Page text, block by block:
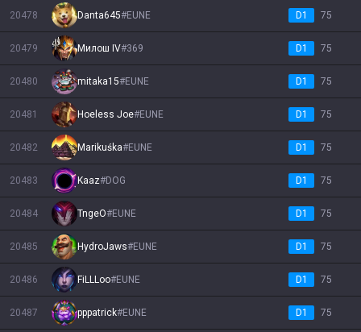
20478 Danta645#EUNE D1 75
20479 Милош IV#369 D1 75
20480 mitaka15#EUNE D1 75
20481 Hoeless Joe#EUNE D1 75
20482 Marikuśka#EUNE D1 75
20483 Kaaz#DOG D1 75
20484 TngeO#EUNE D1 75
20485 HydroJaws#EUNE D1 75
20486 FiLLLoo#EUNE D1 75
20487 pppatrick#EUNE D1 75